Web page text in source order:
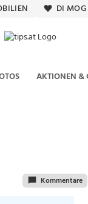
DI
AKTIONEN &
Kommentare